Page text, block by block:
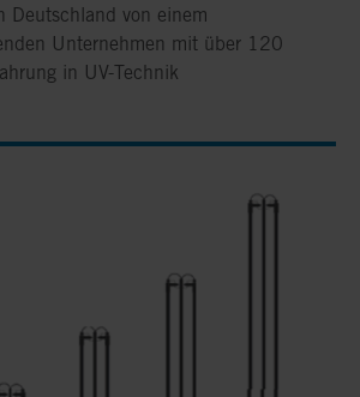
Deutschland von einem
Unternehmen mit über 120
in UV-Technik